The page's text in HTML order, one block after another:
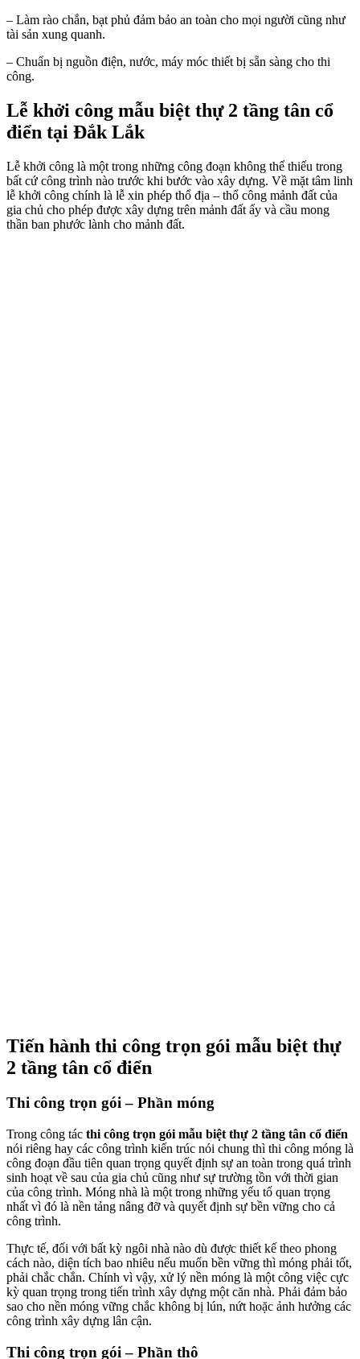
– Làm rào chắn, bạt phủ đảm bảo an toàn cho mọi người cũng như
tài sản xung quanh.
– Chuẩn bị nguồn điện, nước, máy móc thiết bị sẵn sàng cho thi
công.
Lễ khởi công mẫu biệt thự 2 tầng tân cổ
điển tại Đắk Lắk
Lễ khởi công là một trong những công đoạn không thể thiếu trong
bất cứ công trình nào trước khi bước vào xây dựng. Về mặt tâm linh
lễ khởi công chính là lễ xin phép thổ địa – thổ công mảnh đất của
gia chủ cho phép được xây dựng trên mảnh đất ấy và cầu mong
thần ban phước lành cho mảnh đất.
Tiến hành thi công trọn gói mẫu biệt thự
2 tầng tân cổ điển
Thi công trọn gói – Phần móng
Trong công tác thi công trọn gói mẫu biệt thự 2 tầng tân cổ điển
nói riêng hay các công trình kiến trúc nói chung thì thi công móng là
công đoạn đầu tiên quan trọng quyết định sự an toàn trong quá trình
sinh hoạt về sau của gia chủ cũng như sự trường tồn với thời gian
của công trình. Móng nhà là một trong những yếu tố quan trọng
nhất vì đó là nền tảng nâng đỡ và quyết định sự bền vững cho cả
công trình.
Thực tế, đối với bất kỳ ngôi nhà nào dù được thiết kế theo phong
cách nào, diện tích bao nhiêu nếu muốn bền vững thì móng phải tốt,
phải chắc chắn. Chính vì vậy, xử lý nền móng là một công việc cực
kỳ quan trọng trong tiến trình xây dựng một căn nhà. Phải đảm bảo
sao cho nền móng vững chắc không bị lún, nứt hoặc ảnh hưởng các
công trình xây dựng lân cận.
Thi công trọn gói – Phần thô